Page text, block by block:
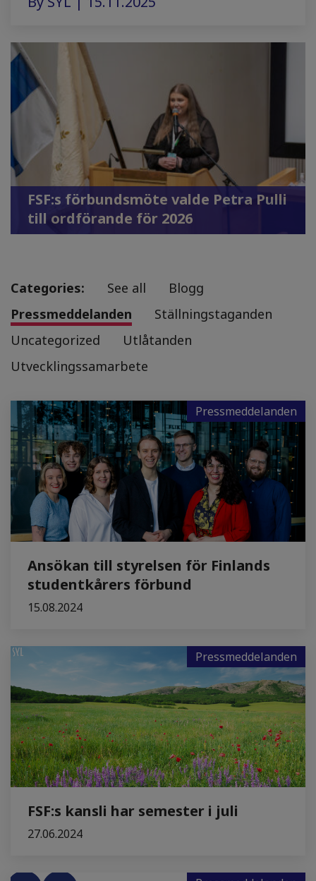
FSF:s förbundsmöte valde Petra Pulli
till ordförande för 2026
Categories: See all
Blogg
Pressmeddelanden
Ställningstaganden
Uncategorized
Utlåtanden
Utvecklingssamarbete
Pressmeddelanden
Ansökan till styrelsen för Finlands
studentkårers förbund
15.08.2024
Pressmeddelanden
FSF:s kansli har semester i juli
27.06.2024